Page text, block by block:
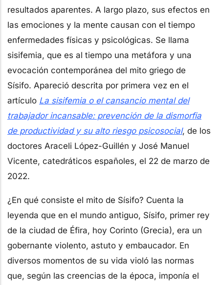
resultados aparentes. A largo plazo, sus efectos en
las emociones y la mente causan con el tiempo
enfermedades físicas y psicológicas. Se llama
sisifemia, que es al tiempo una metáfora y una
evocación contemporánea del mito griego de
Sísifo. Apareció descrita por primera vez en el
artículo La sisifemia o el cansancio mental del
trabajador incansable: prevención de la dismorfia
de productividad y su alto riesgo psicosocial, de los
doctores Araceli López-Guillén y José Manuel
Vicente, catedráticos españoles, el 22 de marzo de
2022.
¿En qué consiste el mito de Sísifo? Cuenta la
leyenda que en el mundo antiguo, Sísifo, primer rey
de la ciudad de Éfira, hoy Corinto (Grecia), era un
gobernante violento, astuto y embaucador. En
diversos momentos de su vida violó las normas
que, según las creencias de la época, imponía el